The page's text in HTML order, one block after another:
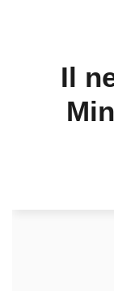
Il